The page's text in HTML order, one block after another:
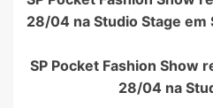
Navigation
28/04 na Studio Stage em
SP Pocket Fashion Show
28/04 na